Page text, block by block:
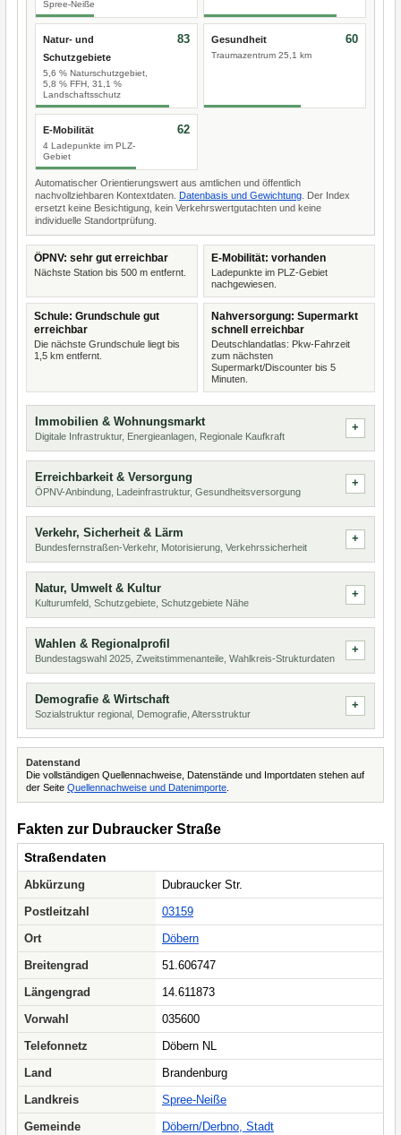
Spree-Neiße
Natur- und
Schutzgebiete
5,6 % Naturschutzgebiet,
5,8 % FFH, 31,1 %
Landschaftsschutz
83 Gesundheit
Traumazentrum 25,1 km
60
E-Mobilität
4 Ladepunkte im PLZ-
Gebiet
62
Automatischer Orientierungswert aus amtlichen und öffentlich
nachvollziehbaren Kontextdaten. Datenbasis und Gewichtung . Der Index
ersetzt keine Besichtigung, kein Verkehrswertgutachten und keine
individuelle Standortprüfung.
ÖPNV: sehr gut erreichbar
Nächste Station bis 500 m entfernt.
E-Mobilität: vorhanden
Ladepunkte im PLZ-Gebiet
nachgewiesen.
Schule: Grundschule gut
erreichbar
Die nächste Grundschule liegt bis
1,5 km entfernt.
Nahversorgung: Supermarkt
schnell erreichbar
Deutschlandatlas: Pkw-Fahrzeit
zum nächsten
Supermarkt/Discounter bis 5
Minuten.
Immobilien & Wohnungsmarkt
Digitale Infrastruktur, Energieanlagen, Regionale Kaufkraft
Erreichbarkeit & Versorgung
ÖPNV-Anbindung, Ladeinfrastruktur, Gesundheitsversorgung
Verkehr, Sicherheit & Lärm
Bundesfernstraßen-Verkehr, Motorisierung, Verkehrssicherheit
Natur, Umwelt & Kultur
Kulturumfeld, Schutzgebiete, Schutzgebiete Nähe
Wahlen & Regionalprofil
Bundestagswahl 2025, Zweitstimmenanteile, Wahlkreis-Strukturdaten
Demografie & Wirtschaft
Sozialstruktur regional, Demografie, Altersstruktur
Datenstand
Die vollständigen Quellennachweise, Datenstände und Importdaten stehen auf
der Seite Quellennachweise und Datenimporte
Fakten zur Dubraucker Straße
Straßendaten
Abkürzung
Dubraucker Str.
Postleitzahl
03159
Ort
Döbern
Breitengrad
51.606747
Längengrad
14.611873
Vorwahl
035600
Telefonnetz
Döbern NL
Land
Brandenburg
Landkreis
Spree-Neiße
Gemeinde
Döbern/Derbno, Stadt